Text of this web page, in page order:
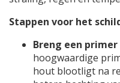
Stappen voor het
Breng een primer
hoogwaardige
hout blootligt na